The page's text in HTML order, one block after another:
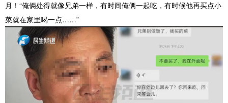
月！“俺俩处得就像兄弟一样，有时间俺俩一起吃，有时候他再买点小
菜就在家里喝一点……”